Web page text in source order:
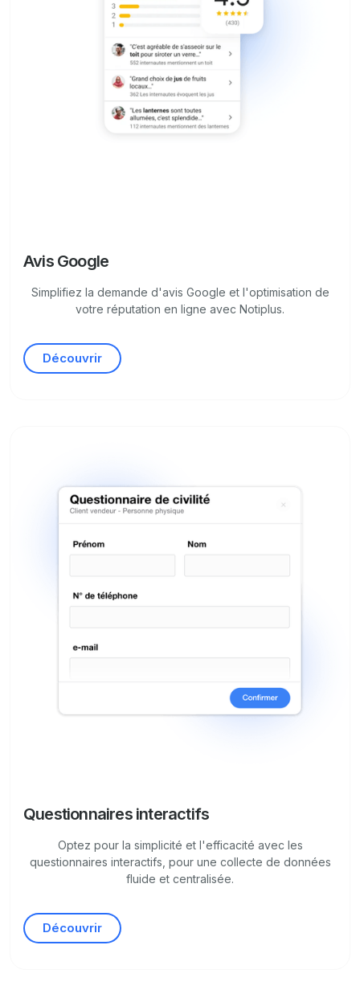
Avis Google
Simplifiez la demande d'avis Google et l'optimisation de
votre réputation en ligne avec Notiplus.
Découvrir
Questionnaires interactifs
Optez pour la simplicité et l'efficacité avec les
questionnaires interactifs, pour une collecte de données
fluide et centralisée.
Découvrir